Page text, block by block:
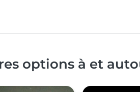
options à et